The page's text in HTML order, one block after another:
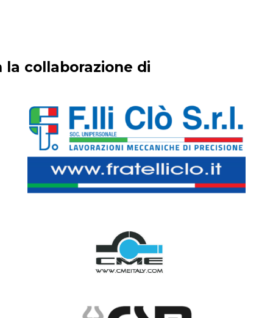
la collaborazione di